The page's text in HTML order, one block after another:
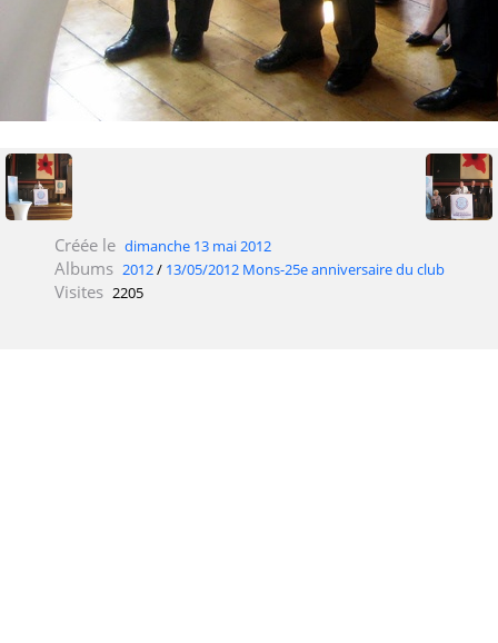
Créée le dimanche 13 mai 2012
Albums 2012/ 13/05/2012 Mons-25e anniversaire du club
Visites 2205